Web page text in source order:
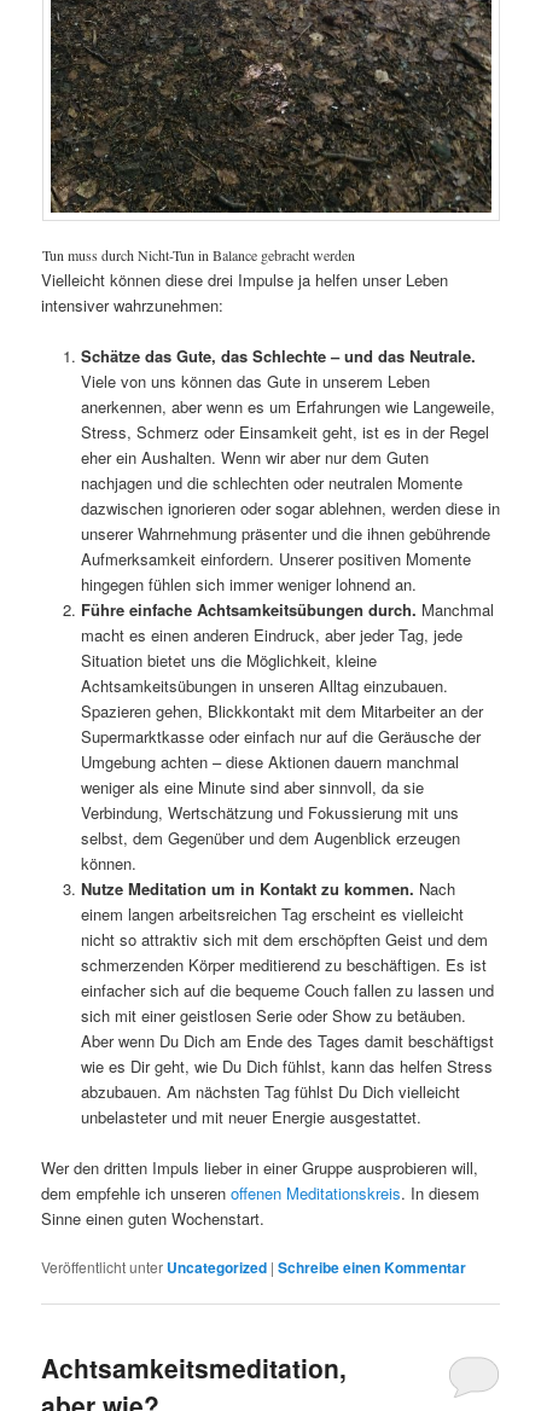
Tun muss durch Nicht-Tun in Balance gebracht werden
Vielleicht können diese drei Impulse ja helfen unser Leben
intensiver wahrzunehmen:
Schätze das Gute, das Schlechte – und das Neutrale.
Viele von uns können das Gute in unserem Leben
anerkennen, aber wenn es um Erfahrungen wie Langeweile,
Stress, Schmerz oder Einsamkeit geht, ist es in der Regel
eher ein Aushalten. Wenn wir aber nur dem Guten
nachjagen und die schlechten oder neutralen Momente
dazwischen ignorieren oder sogar ablehnen, werden diese in
unserer Wahrnehmung präsenter und die ihnen gebührende
Aufmerksamkeit einfordern. Unserer positiven Momente
hingegen fühlen sich immer weniger lohnend an.
Führe einfache Achtsamkeitsübungen durch. Manchmal
macht es einen anderen Eindruck, aber jeder Tag, jede
Situation bietet uns die Möglichkeit, kleine
Achtsamkeitsübungen in unseren Alltag einzubauen.
Spazieren gehen, Blickkontakt mit dem Mitarbeiter an der
Supermarktkasse oder einfach nur auf die Geräusche der
Umgebung achten – diese Aktionen dauern manchmal
weniger als eine Minute sind aber sinnvoll, da sie
Verbindung, Wertschätzung und Fokussierung mit uns
selbst, dem Gegenüber und dem Augenblick erzeugen
können.
Nutze Meditation um in Kontakt zu kommen. Nach
einem langen arbeitsreichen Tag erscheint es vielleicht
nicht so attraktiv sich mit dem erschöpften Geist und dem
schmerzenden Körper meditierend zu beschäftigen. Es ist
einfacher sich auf die bequeme Couch fallen zu lassen und
sich mit einer geistlosen Serie oder Show zu betäuben.
Aber wenn Du Dich am Ende des Tages damit beschäftigst
wie es Dir geht, wie Du Dich fühlst, kann das helfen Stress
abzubauen. Am nächsten Tag fühlst Du Dich vielleicht
unbelasteter und mit neuer Energie ausgestattet.
Wer den dritten Impuls lieber in einer Gruppe ausprobieren will,
dem empfehle ich unserenoffenen Meditationskreis. In diesem
Sinne einen guten Wochenstart.
Veröffentlicht unter Uncategorized |Schreibe einen Kommentar
Achtsamkeitsmeditation,